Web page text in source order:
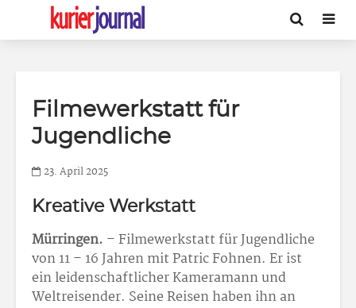
Filmewerkstatt für
Jugendliche
23. April 2025
Kreative Werkstatt
Mürringen. – Filmewerkstatt für Jugendliche
von 11 – 16 Jahren mit Patric Fohnen. Er ist
ein leidenschaftlicher Kameramann und
Weltreisender. Seine Reisen haben ihn an